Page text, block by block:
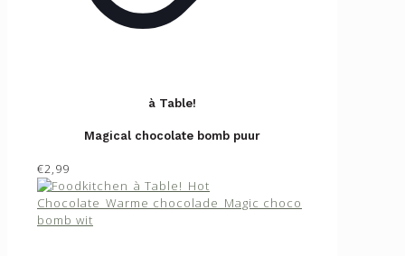
à Table!
Magical chocolate bomb puur
€2,99